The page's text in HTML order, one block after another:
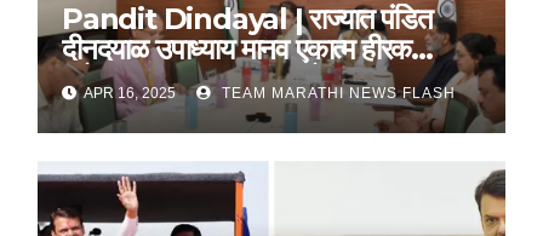
Pandit Dindayal | राज्यात पंडित
दीनदयाळ उपाध्याय मानव एकात्म हीरक
महोत्सव, 22-25 दरम्यान होणार साजरा
APR 16, 2025 TEAM MARATHI NEWS FLASH